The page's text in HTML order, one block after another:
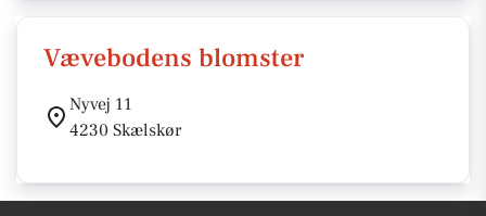
Vævebodens blomster
Nyvej 11
4230 Skælskør